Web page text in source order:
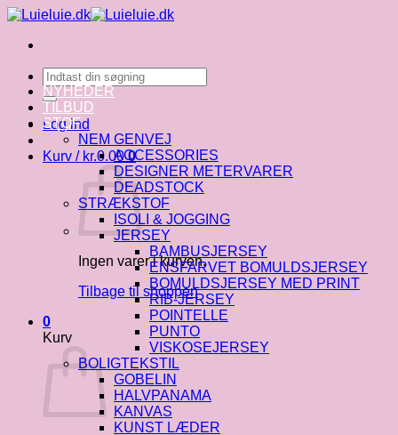
Fortsæt
indhold
Søg
efter:
Log ind
Kurv / kr.0.00 0
Ingen varer i kurven.
Tilbage til shoppen
0
Kurv
NYHEDER
TILBUD
STOF
NEM GENVEJ
ACCESSORIES
DESIGNER METERVARER
DEADSTOCK
STRÆKSTOF
ISOLI & JOGGING
JERSEY
BAMBUSJERSEY
ENSFARVET BOMULDSJERSEY
BOMULDSJERSEY MED PRINT
RIB-JERSEY
POINTELLE
PUNTO
VISKOSEJERSEY
BOLIGTEKSTIL
GOBELIN
HALVPANAMA
KANVAS
KUNST LÆDER